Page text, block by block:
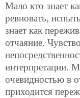
Мало кто знает
ревновать,
знает как
отчаяние.
интерпретации.
очевидностью в
приходится